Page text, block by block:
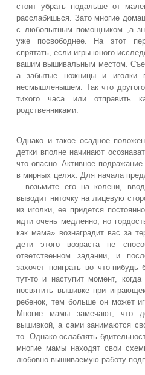
стоит убрать подальше от
расслабишься. Зато многие
с любопытным помощником ,а
уже посвободнее. На этот
спрятать, если игры юного
вашим вышивальным местом.
а забытые ножницы и иголки
несмышленышем. Так что
тихого часа или отправить
родственниками.
Однако и такое осадное
детки вполне начинают
что опасно. Активное
в мирных целях. Для начала
– возьмите его на колени,
выводит ниточку на лицевую
из иголки, ее придется
идти очень медленно, но
как мама» вознаградит вас за
дети этого возраста не
ответственном задании, и
захочет поиграть во что-
тут-то и наступит момент,
посвятить вышивке при
ребенок, тем больше он может
Многие мамы замечают, что
вышивкой, а сами занимаются
то. Однако ослаблять
многие мамы находят свои
любовно вышиваемую работу